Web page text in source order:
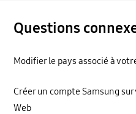
Questions
Modifier le pays associé à
Créer un compte Samsung
Web